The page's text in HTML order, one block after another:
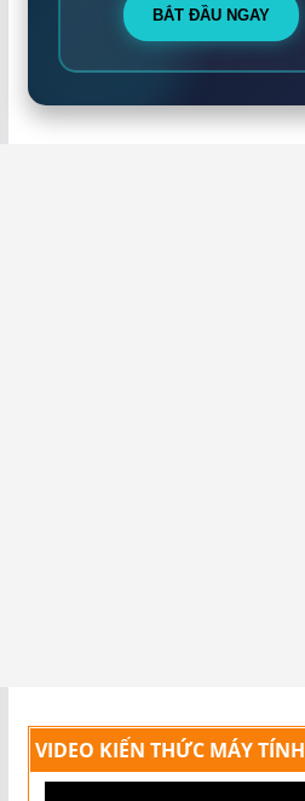
BẮT ĐẦU NGAY
VIDEO KIẾN THỨC MÁY TÍNH